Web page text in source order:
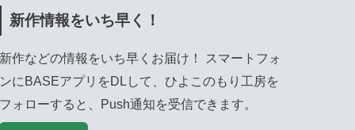
新作情報をいち早く！
新作などの情報をいち早くお届け！ スマートフォ
ンにBASEアプリをDLして、ひよこのもり工房を
フォローすると、Push通知を受信できます。